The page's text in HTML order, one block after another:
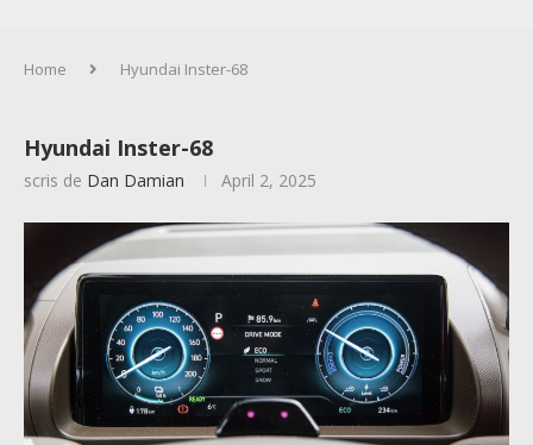
Home Hyundai Inster-68
Hyundai Inster-68
scris de Dan Damian April 2, 2025